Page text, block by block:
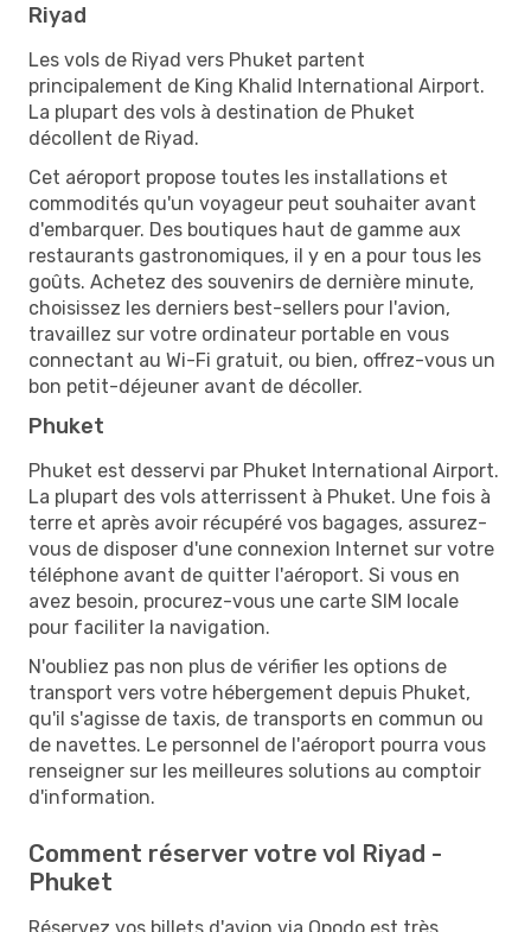
Riyad
Les vols de Riyad vers Phuket partent
principalement de King Khalid International Airport.
La plupart des vols à destination de Phuket
décollent de Riyad.
Cet aéroport propose toutes les installations et
commodités qu'un voyageur peut souhaiter avant
d'embarquer. Des boutiques haut de gamme aux
restaurants gastronomiques, il y en a pour tous les
goûts. Achetez des souvenirs de dernière minute,
choisissez les derniers best-sellers pour l'avion,
travaillez sur votre ordinateur portable en vous
connectant au Wi-Fi gratuit, ou bien, offrez-vous un
bon petit-déjeuner avant de décoller.
Phuket
Phuket est desservi par Phuket International Airport.
La plupart des vols atterrissent à Phuket. Une fois à
terre et après avoir récupéré vos bagages, assurez-
vous de disposer d'une connexion Internet sur votre
téléphone avant de quitter l'aéroport. Si vous en
avez besoin, procurez-vous une carte SIM locale
pour faciliter la navigation.
N'oubliez pas non plus de vérifier les options de
transport vers votre hébergement depuis Phuket,
qu'il s'agisse de taxis, de transports en commun ou
de navettes. Le personnel de l'aéroport pourra vous
renseigner sur les meilleures solutions au comptoir
d'information.
Comment réserver votre vol Riyad -
Phuket